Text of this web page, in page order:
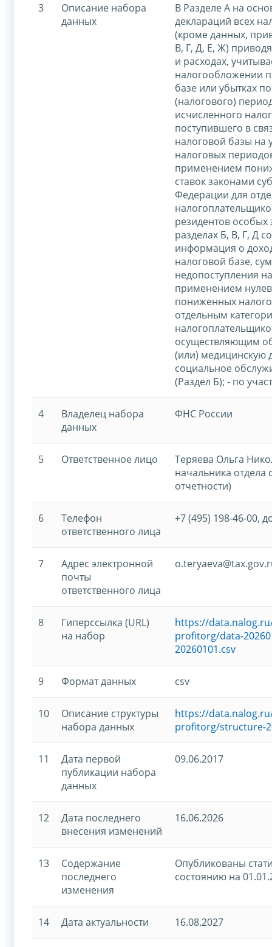
3
Описание набора
данных
В Разделе А на
деклараций всех
(кроме данных,
В, Г, Д, Е, Ж)
и расходах,
налогообложении
базе или убытках
(налогового)
исчисленного
поступившего в
налоговой базы на
налоговых
применением
ставок законами
Федерации для
резидентов особых
разделах Б, В, Г, Д
информация о
налоговой базе,
недопоступления
применением
пониженных
отдельным
осуществляющим
(или) медицинскую
социальное
(Раздел Б); - по
4
Владелец набора
данных
ФНС России
5 Ответственное лицо
Теряева Ольга
начальника отдела
отчетности)
6
Телефон
ответственного лица
+7 (495) 198-46-00,
7
Адрес электронной
почты
ответственного лица
8
Гиперссылка (URL)
на набор
https://
profitorg/data-
20260101.csv
9 Формат данных csv
10
Описание структуры
набора данных
https://
profitorg/structure-
11
Дата первой
публикации набора
данных
09.06.2017
12
Дата последнего
внесения изменений
16.06.2026
13
Содержание
последнего
изменения
Опубликованы
состоянию на
14 Дата актуальности 16.08.2027